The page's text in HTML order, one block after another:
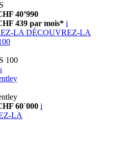
40’990
439 par mois* i
LA DÉCOUVREZ-LA
100
60´000 i
LA